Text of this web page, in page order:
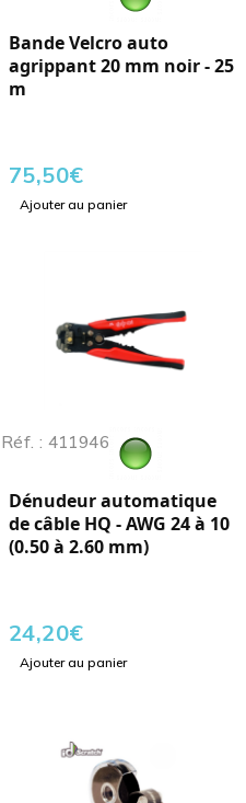
Bande Velcro auto
agrippant 20 mm noir - 25
m
75,50€
Ajouter au panier
Réf. : 411946
Dénudeur automatique
de câble HQ - AWG 24 à 10
(0.50 à 2.60 mm)
24,20€
Ajouter au panier